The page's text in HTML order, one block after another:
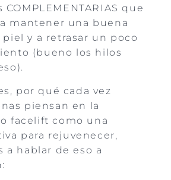
que
mantener una buena
y a retrasar un poco
(bueno los hilos
por qué cada vez
piensan en la
facelift como una
para rejuvenecer,
a hablar de eso a